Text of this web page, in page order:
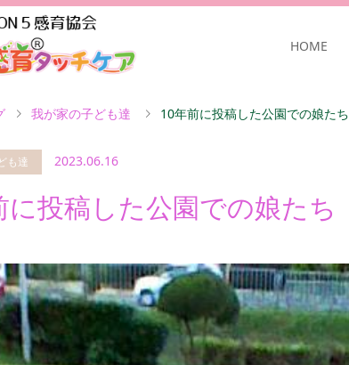
HOME
我が家の子ども達 10年前に投稿した公園での娘たち
も達 2023.06.16
に投稿した公園での娘たち